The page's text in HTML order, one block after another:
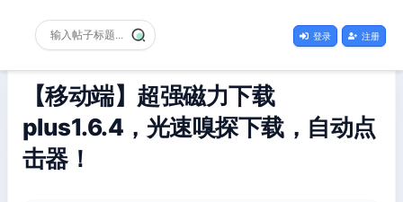
登录 注册
【移动端】超强磁力下载
plus1.6.4，光速嗅探下载，自动点
击器！